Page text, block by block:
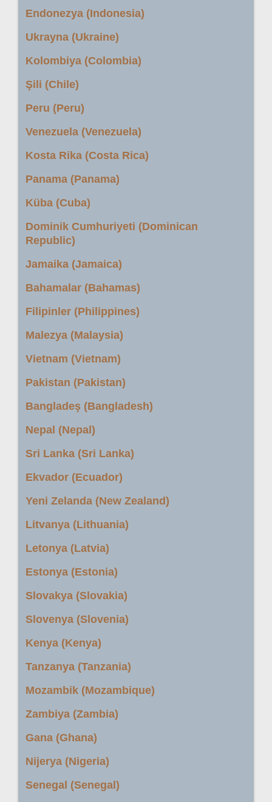
Endonezya (Indonesia)
Ukrayna (Ukraine)
Kolombiya (Colombia)
Şili (Chile)
Peru (Peru)
Venezuela (Venezuela)
Kosta Rika (Costa Rica)
Panama (Panama)
Küba (Cuba)
Dominik Cumhuriyeti (Dominican
Republic)
Jamaika (Jamaica)
Bahamalar (Bahamas)
Filipinler (Philippines)
Malezya (Malaysia)
Vietnam (Vietnam)
Pakistan (Pakistan)
Bangladeş (Bangladesh)
Nepal (Nepal)
Sri Lanka (Sri Lanka)
Ekvador (Ecuador)
Yeni Zelanda (New Zealand)
Litvanya (Lithuania)
Letonya (Latvia)
Estonya (Estonia)
Slovakya (Slovakia)
Slovenya (Slovenia)
Kenya (Kenya)
Tanzanya (Tanzania)
Mozambik (Mozambique)
Zambiya (Zambia)
Gana (Ghana)
Nijerya (Nigeria)
Senegal (Senegal)